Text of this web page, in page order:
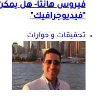
فيروس هانتا- هل
"فيديوجرافيك"
تحقيقات و حوارات